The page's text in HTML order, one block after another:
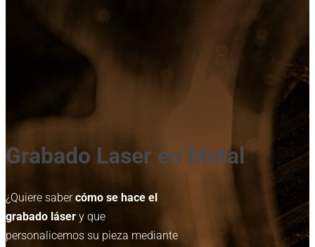
Grabado Laser en Metal
¿Quiere sabercómo se hace el
grabado láser y que
personalicemos su pieza mediante